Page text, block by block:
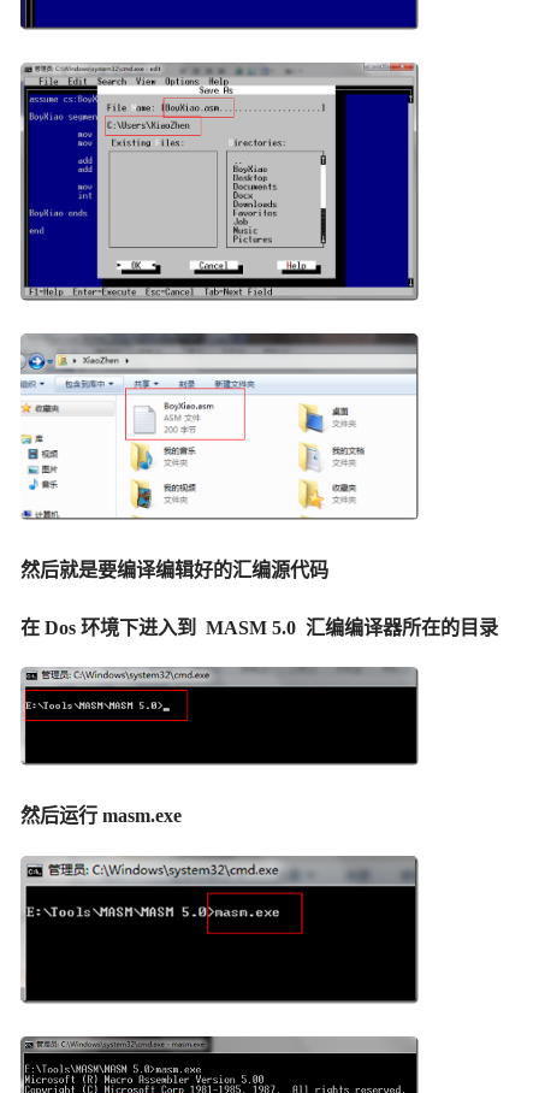
然后就是要编译编辑好的汇编源代码
在 Dos 环境下进入到 MASM 5.0 汇编编译器所在的目录
然后运行 masm.exe